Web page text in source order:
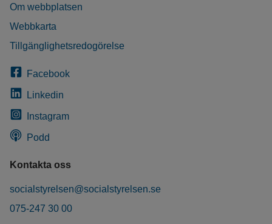
Om webbplatsen
Webbkarta
Tillgänglighetsredogörelse
Facebook
Linkedin
Instagram
Podd
Kontakta oss
socialstyrelsen@socialstyrelsen.se
075-247 30 00